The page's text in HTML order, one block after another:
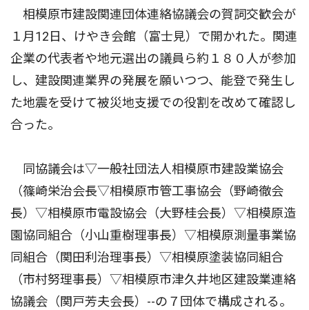
相模原市建設関連団体連絡協議会の賀詞交歓会が
１月12日、けやき会館（富士見）で開かれた。関連
企業の代表者や地元選出の議員ら約１８０人が参加
し、建設関連業界の発展を願いつつ、能登で発生し
た地震を受けて被災地支援での役割を改めて確認し
合った。
同協議会は▽一般社団法人相模原市建設業協会
（篠崎栄治会長▽相模原市管工事協会（野崎徹会
長）▽相模原市電設協会（大野桂会長）▽相模原造
園協同組合（小山重樹理事長）▽相模原測量事業協
同組合（関田利治理事長）▽相模原塗装協同組合
（市村努理事長）▽相模原市津久井地区建設業連絡
協議会（関戸芳夫会長）--の７団体で構成される。